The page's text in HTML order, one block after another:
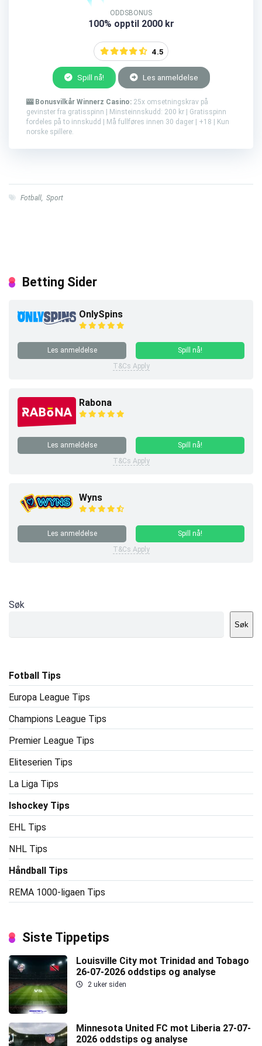
ODDSBONUS
100% opptil 2000 kr
4.5
Spill nå! Les anmeldelse
🎰 Bonusvilkår Winnerz Casino: 25x omsetningskrav på
gevinster fra gratisspinn | Minsteinnskudd: 200 kr | Gratisspinn
fordeles på to innskudd | Må fullføres innen 30 dager | +18 | Kun
norske spillere.
Fotball Sport
Betting Sider
OnlySpins
Les anmeldelse
Spill nå!
T&Cs Apply
Rabona
Les anmeldelse
Spill nå!
T&Cs Apply
Wyns
Les anmeldelse
Spill nå!
T&Cs Apply
Søk
Søk
Fotball Tips
Europa League Tips
Champions League Tips
Premier League Tips
Eliteserien Tips
La Liga Tips
Ishockey Tips
EHL Tips
NHL Tips
Håndball Tips
REMA 1000-ligaen Tips
Siste Tippetips
Louisville City mot Trinidad and Tobago
26-07-2026 oddstips og analyse
2 uker siden
Minnesota United FC mot Liberia 27-07-
2026 oddstips og analyse